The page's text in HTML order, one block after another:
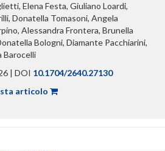
Elena Festa, Giuliano Loardi,
Donatella Tomasoni, Angela
Alessandra Frontera, Brunella
Bologni, Diamante Pacchiarini,
Barocelli
| DOI 10.1704/2640.27130
articolo